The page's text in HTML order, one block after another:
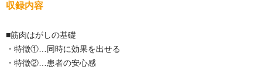
収録内容
■筋肉はがしの基礎
・特徴①…同時に効果を出せる
・特徴②…患者の安心感